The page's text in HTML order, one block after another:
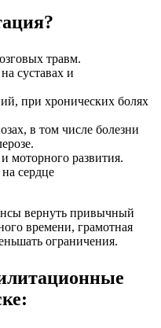
травм.
суставах и
при хронических болях
в том числе болезни
моторного развития.
сердце
вернуть привычный
времени, грамотная
ограничения.